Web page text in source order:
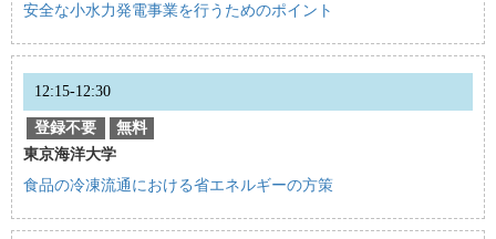
安全な小水力発電事業を行うためのポイント
12:15-12:30
登録不要
無料
東京海洋大学
食品の冷凍流通における省エネルギーの方策